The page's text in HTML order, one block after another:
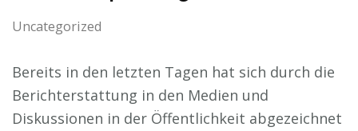
Uncategorized
Bereits in den letzten Tagen hat sich durch die
Berichterstattung in den Medien und
Diskussionen in der Öffentlichkeit abgezeichnet